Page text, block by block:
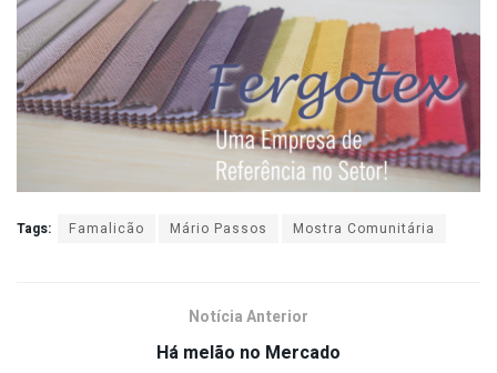
Tags: Famalicão Mário Passos Mostra Comunitária
Notícia Anterior
Há melão no Mercado